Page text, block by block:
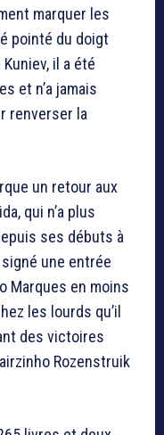
marquer les
pointé du doigt
il a été
et n’a jamais
renverser la
un retour aux
qui n’a plus
ses débuts à
signé une entrée
Marques en moins
les lourds qu’il
des victoires
Rozenstruik